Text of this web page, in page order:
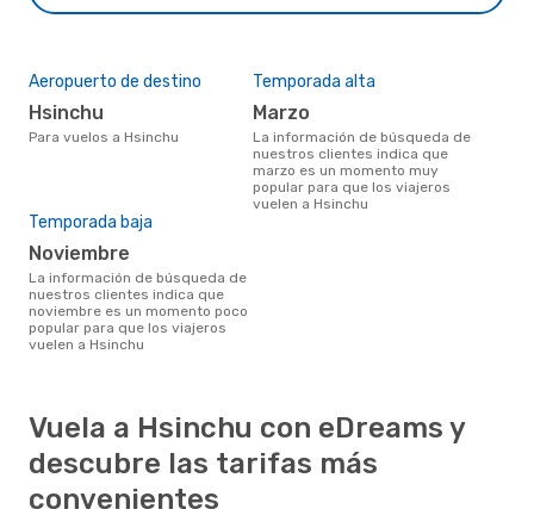
Aeropuerto de destino
Hsinchu
Para vuelos a Hsinchu
Temporada alta
marzo
La información de búsqueda de
nuestros clientes indica que
marzo es un momento muy
popular para que los viajeros
vuelen a Hsinchu
Temporada baja
noviembre
La información de búsqueda de
nuestros clientes indica que
noviembre es un momento poco
popular para que los viajeros
vuelen a Hsinchu
Vuela a Hsinchu con eDreams y
descubre las tarifas más
convenientes